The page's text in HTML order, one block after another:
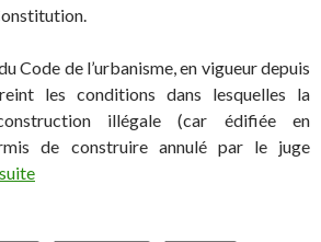
Code de l’urbanisme, en vigueur depuis
les conditions dans lesquelles la
illégale (car édifiée en
de construire annulé par le juge